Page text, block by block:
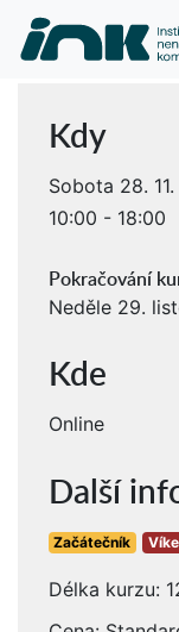
Kdy
Sobota 28.
10:00 - 18:00
Pokračování
Neděle 29.
Kde
Online
Další
Začátečník
Délka kurzu: